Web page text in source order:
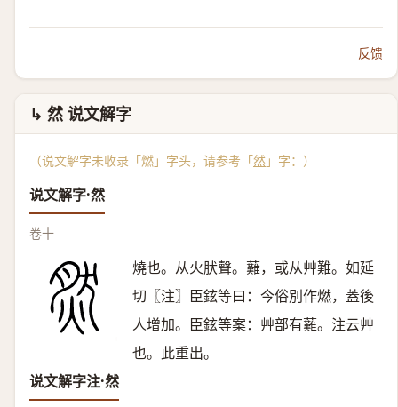
反馈
↳ 然 说文解字
（说文解字未收录「燃」字头，请参考「然 」字：）
说文解字·然
卷十
燒也。从火肰聲。䕼，或从艸難。如延
切〖注〗臣鉉等曰：今俗別作燃，蓋後
人增加。臣鉉等案：艸部有䕼。注云艸
也。此重出。
说文解字注·然